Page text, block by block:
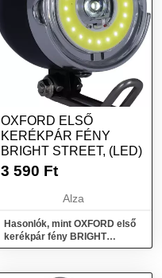
OXFORD ELSŐ
KERÉKPÁR FÉNY
BRIGHT STREET, (LED)
3 590 Ft
Alza
Hasonlók, mint OXFORD első
kerékpár fény BRIGHT
STREET, (LED)